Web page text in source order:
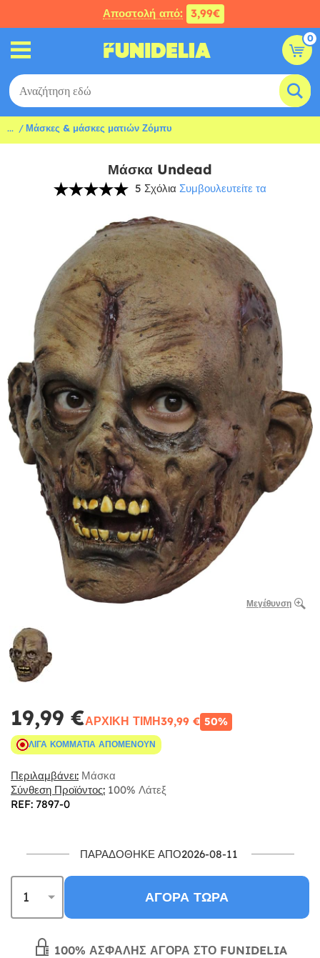
Αποστολή από: 3,99€
0
... Μάσκες & μάσκες ματιών Ζόμπυ
Μάσκα Undead
5 Σχόλια Συμβουλευτείτε τα
Μεγέθυνση
19,99 €ΑΡΧΙΚΉ ΤΙΜΉ39,99 € 50%
ΛΊΓΑ ΚΟΜΜΆΤΙΑ ΑΠΟΜΈΝΟΥΝ
Περιλαμβάνει: Μάσκα
Σύνθεση Προϊόντος: 100% Λάτεξ
REF: 7897-0
ΠΑΡΑΔΌΘΗΚΕ ΑΠΌ2026-08-11
ΑΓΟΡΆ ΤΏΡΑ
100% ΑΣΦΑΛΉΣ ΑΓΟΡΆ ΣΤΟ FUNIDELIA